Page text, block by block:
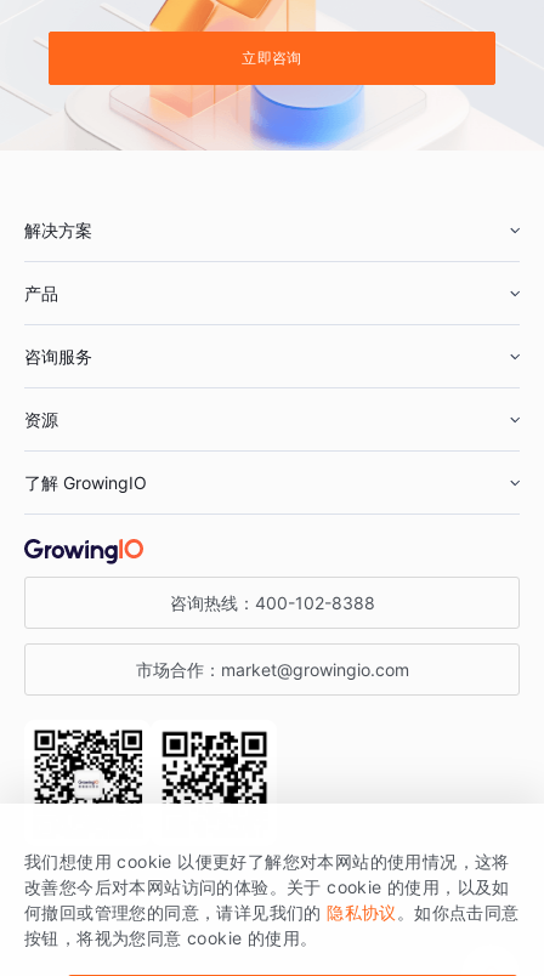
立即咨询
解决方案
鞋服行业
汽车行业
金融行业
产品
智能运营
获客分析
咨询服务
资源
增长公开课
增长博客
开发者文档
SDK 文档
场景指南
了解 GrowingIO
关于 GrowingIO
增长大会
行业活动
咨询热线： 400-102-8388
市场合作： market@growingio.com
关注公众号 获取更多干货
GrowingIO 是专注于数据智能分析与增长的品牌，核心平台为 GrowingIO
分析云。
我们想使用 cookie 以便更好了解您对本网站的使用情况，这将
改善您今后对本网站访问的体验。关于 cookie 的使用，以及如
何撤回或管理您的同意，请详见我们的 隐私协议 。如你点击同意
按钮，将视为您同意 cookie 的使用。